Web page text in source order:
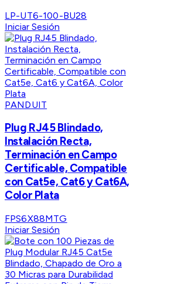
LP-UT6-100-BU28
Iniciar Sesión
PANDUIT
Plug RJ45 Blindado,
Instalación Recta,
Terminación en Campo
Certificable, Compatible
con Cat5e, Cat6 y Cat6A,
Color Plata
FPS6X88MTG
Iniciar Sesión